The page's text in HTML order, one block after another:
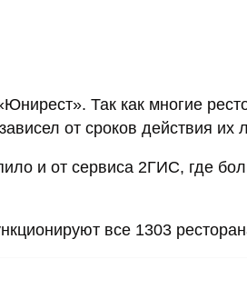
Так как многие
от сроков действия их
и от сервиса 2ГИС, где
все 1303